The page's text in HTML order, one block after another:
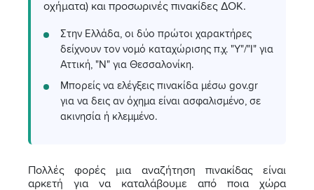
οχήματα) και προσωρινές πινακίδες ΔΟΚ.
Στην Ελλάδα, οι δύο πρώτοι χαρακτήρες
δείχνουν τον νομό καταχώρισης π.χ. "Υ"/"Ι" για
Αττική, "Ν" για Θεσσαλονίκη.
Μπορείς να ελέγξεις πινακίδα μέσω gov.gr
για να δεις αν όχημα είναι ασφαλισμένο, σε
ακινησία ή κλεμμένο.
Πολλές φορές μια αναζήτηση πινακίδας είναι
αρκετή για να καταλάβουμε από ποια χώρα